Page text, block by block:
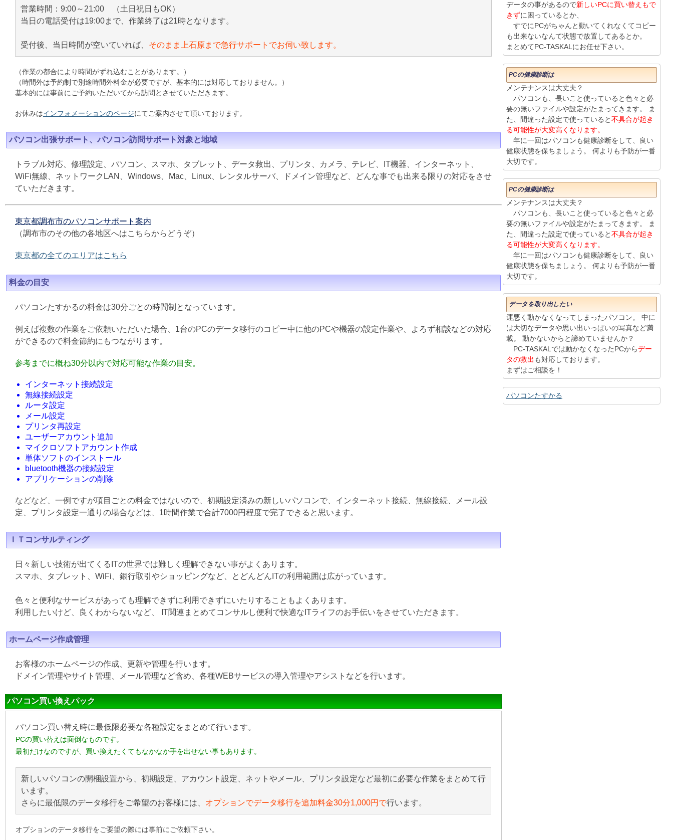
営業時間：9:00～21:00 （土日祝日もOK）
当日の電話受付は19:00まで、作業終了は21時となります。
受付後、当日時間が空いていれば、 そのまま上石原まで急行サポートでお伺い致します。
（作業の都合により時間がずれ込むことがあります。）
（時間外は予約制で別途時間外料金が必要ですが、基本的には対応しておりません。）
基本的には事前にご予約いただいてから訪問とさせていただきます。
お休みはインフォメーションのページにてご案内させて頂いております。
パソコン出張サポート、パソコン訪問サポート対象と地域
トラブル対応、修理設定、パソコン、スマホ、タブレット、データ救出、プリンタ、カメラ、テレビ、IT機器、インターネット、
WiFi無線、ネットワークLAN、Windows、Mac、Linux、レンタルサーバ、ドメイン管理など、どんな事でも出来る限りの対応をさせ
ていただきます。
東京都調布市のパソコンサポート案内
（調布市のその他の各地区へはこちらからどうぞ）
東京都の全てのエリアはこちら
料金の目安
パソコンたすかるの料金は30分ごとの時間制となっています。
例えば複数の作業をご依頼いただいた場合、1台のPCのデータ移行のコピー中に他のPCや機器の設定作業や、よろず相談などの対応
ができるので料金節約にもつながります。
参考までに概ね30分以内で対応可能な作業の目安。
インターネット接続設定
無線接続設定
ルータ設定
メール設定
プリンタ再設定
ユーザーアカウント追加
マイクロソフトアカウント作成
単体ソフトのインストール
bluetooth機器の接続設定
アプリケーションの削除
などなど、一例ですが項目ごとの料金ではないので、初期設定済みの新しいパソコンで、インターネット接続、無線接続、メール設
定、プリンタ設定一通りの場合などは、1時間作業で合計7000円程度で完了できると思います。
ＩＴコンサルティング
日々新しい技術が出てくるITの世界では難しく理解できない事がよくあります。
スマホ、タブレット、WiFi、銀行取引やショッピングなど、とどんどんITの利用範囲は広がっています。
色々と便利なサービスがあっても理解できずに利用できずにいたりすることもよくあります。
利用したいけど、良くわからないなど、 IT関連まとめてコンサルし便利で快適なITライフのお手伝いをさせていただきます。
ホームページ作成管理
お客様のホームページの作成、更新や管理を行います。
ドメイン管理やサイト管理、メール管理など含め、各種WEBサービスの導入管理やアシストなどを行います。
パソコン買い換えパック
パソコン買い替え時に最低限必要な各種設定をまとめて行います。
PCの買い替えは面倒なものです。
最初だけなのですが、買い換えたくてもなかなか手を出せない事もあります。
新しいパソコンの開梱設置から、初期設定、アカウント設定、ネットやメール、プリンタ設定など最初に必要な作業をまとめて行
います。
さらに最低限のデータ移行をご希望のお客様には、 オプションでデータ移行を追加料金30分1,000円で行います。
オプションのデータ移行をご要望の際には事前にご依頼下さい。
データの事があるので新しいPCに買い替えもで
きずに困っているとか、
すでにPCがちゃんと動いてくれなくてコピー
も出来ないなんて状態で放置してあるとか。
まとめてPC-TASKALにお任せ下さい。
PCの健康診断は
メンテナンスは大丈夫？
パソコンも、長いこと使っていると色々と必
要の無いファイルや設定がたまってきます。 ま
た、間違った設定で使っていると不具合が起き
る可能性が大変高くなります。
年に一回はパソコンも健康診断をして、良い
健康状態を保ちましょう。 何よりも予防が一番
大切です。
PCの健康診断は
メンテナンスは大丈夫？
パソコンも、長いこと使っていると色々と必
要の無いファイルや設定がたまってきます。 ま
た、間違った設定で使っていると不具合が起き
る可能性が大変高くなります。
年に一回はパソコンも健康診断をして、良い
健康状態を保ちましょう。 何よりも予防が一番
大切です。
データを取り出したい
運悪く動かなくなってしまったパソコン。 中に
は大切なデータや思い出いっぱいの写真など満
載。 動かないからと諦めていませんか？
PC-TASKALでは動かなくなったPCからデー
タの救出 も対応しております。
まずはご相談を！
パソコンたすかる